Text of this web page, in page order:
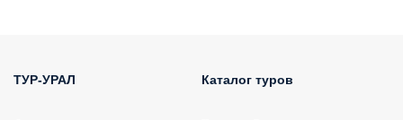
ТУР-УРАЛ Каталог туров